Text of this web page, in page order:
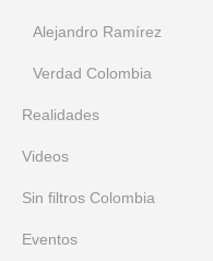
Alejandro Ramírez
Verdad Colombia
Realidades
Videos
Sin filtros Colombia
Eventos